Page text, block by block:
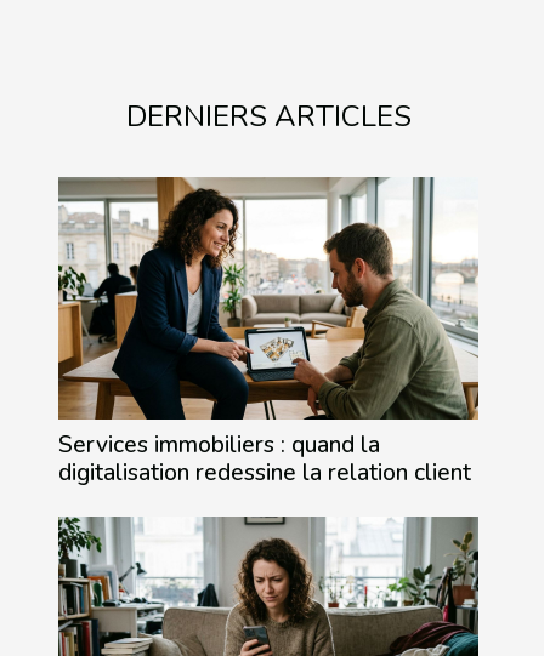
DERNIERS ARTICLES
Services immobiliers : quand la
digitalisation redessine la relation client